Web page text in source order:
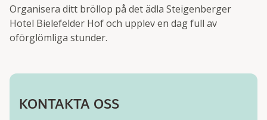
Organisera ditt bröllop på det ädla Steigenberger
Hotel Bielefelder Hof och upplev en dag full av
oförglömliga stunder.
KONTAKTA OSS